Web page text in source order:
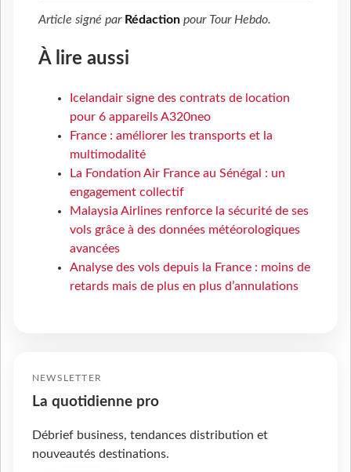
Article signé par Rédaction pour Tour Hebdo.
À lire aussi
Icelandair signe des contrats de location
pour 6 appareils A320neo
France : améliorer les transports et la
multimodalité
La Fondation Air France au Sénégal : un
engagement collectif
Malaysia Airlines renforce la sécurité de ses
vols grâce à des données météorologiques
avancées
Analyse des vols depuis la France : moins de
retards mais de plus en plus d’annulations
NEWSLETTER
La quotidienne pro
Débrief business, tendances distribution et
nouveautés destinations.